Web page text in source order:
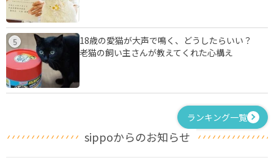
5
18歳の愛猫が大声で鳴く、どうしたらいい？
老猫の飼い主さんが教えてくれた心構え
ランキング一覧
sippoからのお知らせ